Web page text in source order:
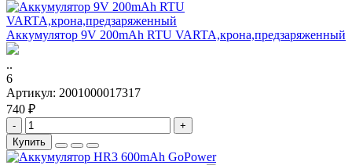
Аккумулятор 9V 200mAh RTU VARTA,крона,предзаряженный
..
6
Артикул: 2001000017317
740 ₽
-
+
Купить